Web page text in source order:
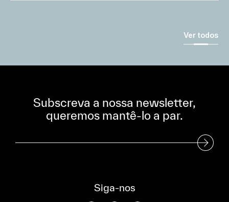
Ver todos
Subscreva a nossa newsletter,
queremos mantê-lo a par.
Subscreva a nossa Newsletter
Siga-nos